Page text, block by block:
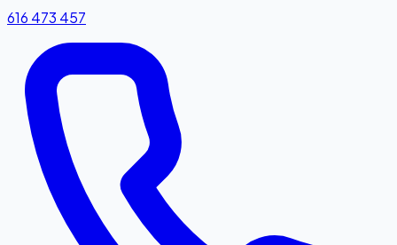
616 473 457